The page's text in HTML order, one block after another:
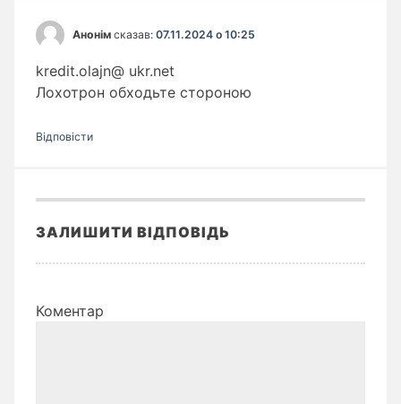
Анонім сказав: 07.11.2024 о 10:25
kredit.olajn@ ukr.net
Лохотрон обходьте стороною
Відповіcти
ЗАЛИШИТИ ВІДПОВІДЬ
Коментар